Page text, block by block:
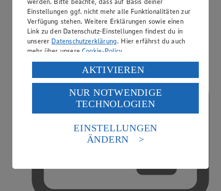
Handy-Aufladung
Einstellungen ggf. nicht mehr alle Funktionalitäten zur
Verfügung stehen. Weitere Erklärungen sowie einen
Link zu den Datenschutz-Einstellungen findest du in
unserer Datenschutzerklärung. Hier erfährst du auch
mehr über unsereCookie-Policy.
Verarbeitung deiner personenbezogenen Daten in den
USA durch Facebook und YouTube:
Wenn du auf „Aktivieren“ klickst, willigst du im Sinne
des Art. 49 Abs. 1 Satz 1 lit. a) DSGVO ein, dass deine
Daten in den USA verarbeitet werden. Der EuGH sieht
die USA als Land mit einem nach europäischen
Standards nicht angemessenen Datenschutzniveau an.
Es besteht das Risiko eines Zugriffs durch US-
Informationen zum Herausgeber der Seite findest du
im
Impressum
AKTIVIEREN
NUR NOTWENDIGE
TECHNOLOGIEN
EINSTELLUNGEN
ÄNDERN